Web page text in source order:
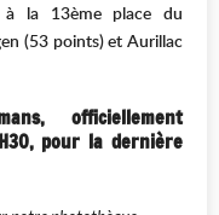
la 13ème place du
(53 points) et Aurillac
officiellement
pour la dernière